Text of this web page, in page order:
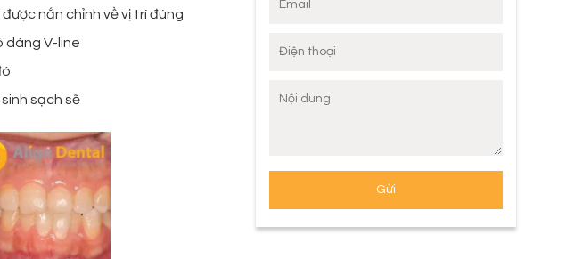
nắn chỉnh về vị trí đúng
dáng V-line
sạch sẽ